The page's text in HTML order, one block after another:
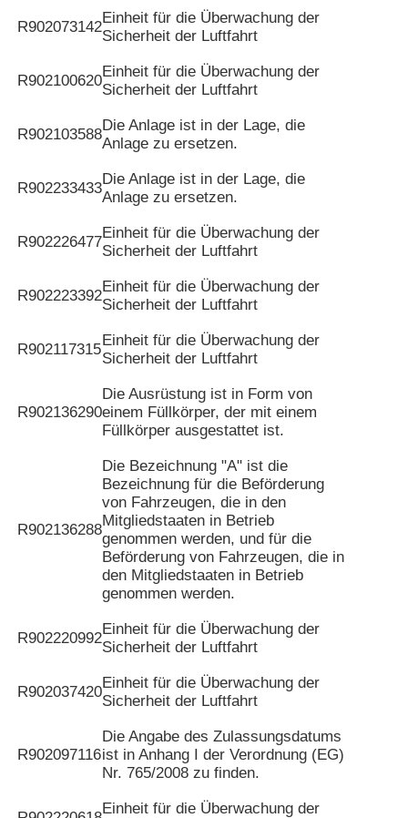
R902073142
Einheit für die Überwachung der
Sicherheit der Luftfahrt
R902100620
Einheit für die Überwachung der
Sicherheit der Luftfahrt
R902103588
Die Anlage ist in der Lage, die
Anlage zu ersetzen.
R902233433
Die Anlage ist in der Lage, die
Anlage zu ersetzen.
R902226477
Einheit für die Überwachung der
Sicherheit der Luftfahrt
R902223392
Einheit für die Überwachung der
Sicherheit der Luftfahrt
R902117315
Einheit für die Überwachung der
Sicherheit der Luftfahrt
R902136290
Die Ausrüstung ist in Form von
einem Füllkörper, der mit einem
Füllkörper ausgestattet ist.
R902136288
Die Bezeichnung "A" ist die
Bezeichnung für die Beförderung
von Fahrzeugen, die in den
Mitgliedstaaten in Betrieb
genommen werden, und für die
Beförderung von Fahrzeugen, die in
den Mitgliedstaaten in Betrieb
genommen werden.
R902220992
Einheit für die Überwachung der
Sicherheit der Luftfahrt
R902037420
Einheit für die Überwachung der
Sicherheit der Luftfahrt
R902097116
Die Angabe des Zulassungsdatums
ist in Anhang I der Verordnung (EG)
Nr. 765/2008 zu finden.
Einheit für die Überwachung der